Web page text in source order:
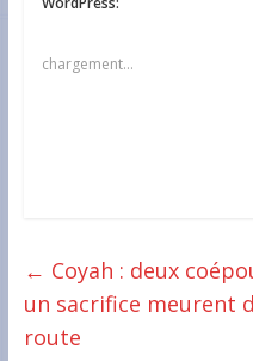
chargement…
← Coyah : deux
un sacrifice meurent
route